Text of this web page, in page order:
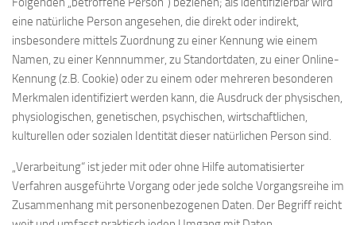
eine natürliche Person angesehen, die direkt oder indirekt,
insbesondere mittels Zuordnung zu einer Kennung wie einem
Namen, zu einer Kennnummer, zu Standortdaten, zu einer Online-
Kennung (z.B. Cookie) oder zu einem oder mehreren besonderen
Merkmalen identifiziert werden kann, die Ausdruck der physischen,
physiologischen, genetischen, psychischen, wirtschaftlichen,
kulturellen oder sozialen Identität dieser natürlichen Person sind.
„Verarbeitung“ ist jeder mit oder ohne Hilfe automatisierter
Verfahren ausgeführte Vorgang oder jede solche Vorgangsreihe im
Zusammenhang mit personenbezogenen Daten. Der Begriff reicht